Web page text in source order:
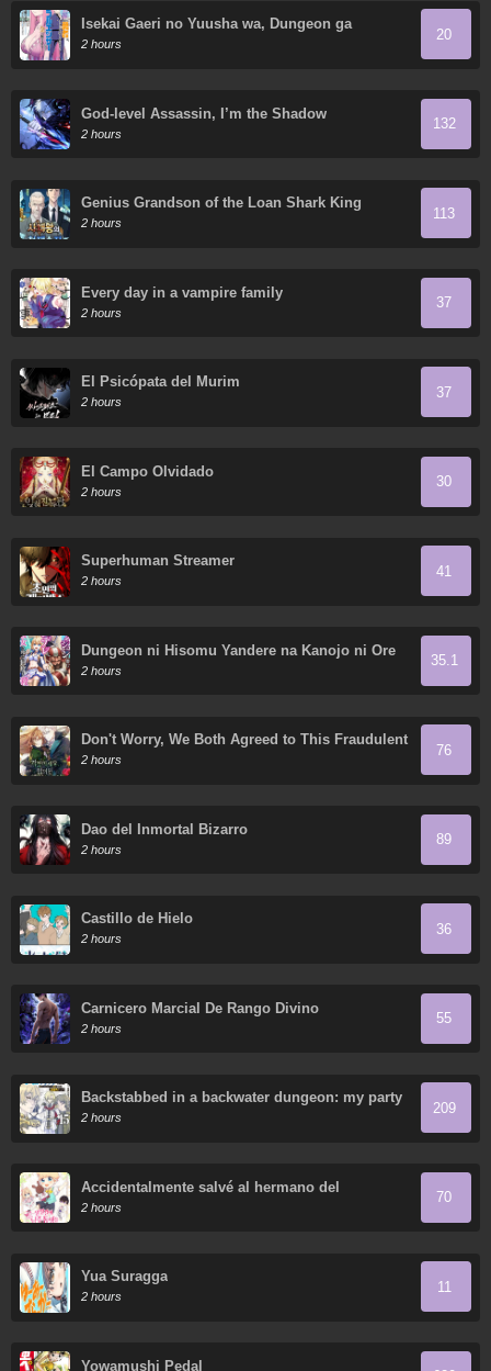
Isekai Gaeri no Yuusha wa, Dungeon ga
Shutsugen Shita Genjitsu Sekai de, Influencer
ni Natte Kin wo Kasegimasu!
2 hours
20
God-level Assassin, I’m the Shadow
2 hours
132
Genius Grandson of the Loan Shark King
2 hours
113
Every day in a vampire family
2 hours
37
El Psicópata del Murim
2 hours
37
El Campo Olvidado
2 hours
30
Superhuman Streamer
2 hours
41
Dungeon ni Hisomu Yandere na Kanojo ni Ore
wa Nando mo Korosareru
2 hours
35.1
Don't Worry, We Both Agreed to This Fraudulent
Marriage
2 hours
76
Dao del Inmortal Bizarro
2 hours
89
Castillo de Hielo
2 hours
36
Carnicero Marcial De Rango Divino
2 hours
55
Backstabbed in a backwater dungeon: my party
tried to kill me, but thanks to an infinite gacha i
got lvl 9999 friends and am out for revenge
2 hours
209
Accidentalmente salvé al hermano del
protagonista
2 hours
70
Yua Suragga
2 hours
11
Yowamushi Pedal